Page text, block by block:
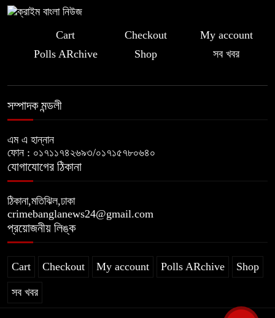
Cart Checkout
My account
Polls ARchive
Shop সব খবর
সম্পাদক মন্ডলী
এম এ হান্নান
ফোন : ০১৭১১৭৪২৬৯৩/০১৭১৫৭৮০৬৪০
যোগাযোগের ঠিকানা
ঠিকানা,মতিঝিল,ঢাকা
crimebanglanews24@gmail.com
প্রয়োজনীয় লিঙ্ক
Cart Checkout My account Polls ARchive Shop
সব খবর